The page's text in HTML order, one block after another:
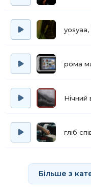
рома
Нічний
гліб
Більше з